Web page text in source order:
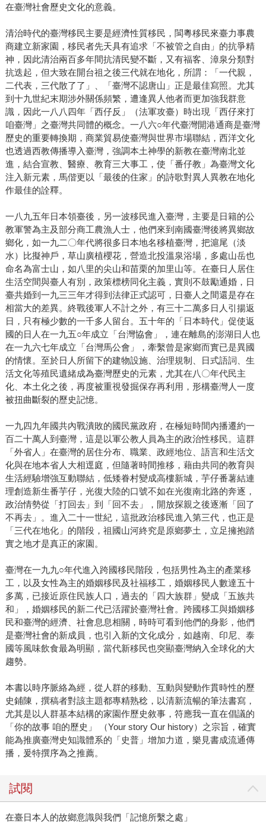
在臺灣社會歷史文化的意義。
清治時代的臺灣移民主要是經濟性質移民，閩粵移民來臺力事農
商建立新家園，移民者先天具有追求「不被管之自由」的抗爭精
神，因此清治兩百多年間抗清民變不斷，又有福客、漳泉分類對
抗迭起，但大致在開台祖之後三代就在地化，所謂：「一代親，
二代表，三代散了了」、「臺灣不認唐山」正是最佳寫照。尤其
到十九世紀末期涉外關係頻繁，遭逢異人他者而更加強我群意
識，因此一八八四年「西仔反」（法軍攻臺）時出現「西仔來打
咱臺灣」之臺灣共同體的概念。一八六○年代臺灣開港通商是臺灣
歷史的重要轉換期，商業貿易使臺灣與世界市場聯結，西洋文化
也透過西教傳播導入臺灣，強調本土神學的新教在臺灣南北並
進，結合宣教、醫療、教育三大事工，使「番仔教」為臺灣文化
注入新元素，馬偕更以「最後的住家」的詩歌對異人異教在地化
作最佳的詮釋。
一八九五年日本領臺後，另一波移民進入臺灣，主要是日籍的公
教軍警為主及部分商工農漁人士，他們來到南國臺灣後將異鄉故
鄉化，如一九二〇年代將很多日本地名移植臺灣，把滬尾（淡
水）比擬神戶，草山廣植櫻花，營造北投溫泉浴場，多處山岳也
命名為富士山，如八里的尖山和苗栗的加里山等。在臺日人居住
生活空間與臺人有別，政策標榜同化主義，實則不鼓勵通婚，日
臺共婚到一九三三年才得到法律正式認可，日臺人之間還是存在
相當大的差異。終戰後軍人不計之外，有三十二萬多日人引揚返
日，只有極少數的一千多人留台。五十年的「日本時代」促使返
國的日人在一九五○年成立「台灣協會」，連在離島的澎湖日人也
在一九六七年成立「台灣馬公會」，牽繫曾是家鄉而實已是異國
的情懷。至於日人所留下的建物設施、治理規制、日式語詞、生
活文化等殖民遺緒成為臺灣歷史的元素，尤其在八〇年代民主
化、本土化之後，再度被重視發掘保存再利用，形構臺灣人一度
被扭曲斷裂的歷史記憶。
一九四九年國共內戰潰敗的國民黨政府，在極短時間內播遷約一
百二十萬人到臺灣，這是以軍公教人員為主的政治性移民。這群
「外省人」在臺灣的居住分布、職業、政經地位、語言和生活文
化與在地本省人大相逕庭，但隨著時間推移，藉由共同的教育與
生活經驗增強互動聯結，低矮眷村變成高樓新城，芋仔番薯結連
理創造新生番芋仔，光復大陸的口號不如在光復南北路的奔逐，
政治情勢從「打回去」到「回不去」，開放探親之後逐漸「回了
不再去」。進入二十一世紀，這批政治移民進入第三代，也正是
「三代在地化」的階段，祖國山河終究是原鄉夢土，立足擁抱踏
實之地才是真正的家園。
臺灣在一九九○年代進入跨國移民階段，包括男性為主的產業移
工，以及女性為主的婚姻移民及社福移工，婚姻移民人數達五十
多萬，已接近原住民族人口，過去的「四大族群」變成「五族共
和」，婚姻移民的新二代已活躍於臺灣社會。跨國移工與婚姻移
民和臺灣的經濟、社會息息相關，時時可看到他們的身影，他們
是臺灣社會的新成員，也引入新的文化成分，如越南、印尼、泰
國等風味飲食最為明顯，當代新移民也突顯臺灣納入全球化的大
趨勢。
本書以時序脈絡為經，從人群的移動、互動與變動作貫時性的歷
史鋪陳，撰稿者對該主題都專精熟稔，以清新流暢的筆法書寫，
尤其是以人群基本結構的家園作歷史敘事，符應我一直在倡議的
「你的故事 咱的歷史」 （Your story Our history）之宗旨，確實
能為推廣臺灣史知識體系的「史普」增加力道，樂見書成流通傳
播，爰特撰序為之推薦。
試閱
在臺日本人的故鄉意識與我們「記憶所繫之處」